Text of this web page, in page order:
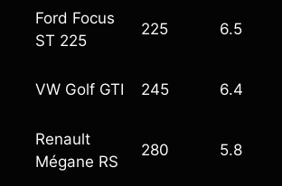
Ford Focus
ST 225
225 6.5
VW Golf GTI 245 6.4
Renault
Mégane RS
280 5.8